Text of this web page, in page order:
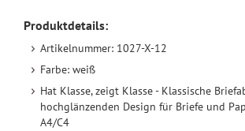
Produktdetails:
Artikelnummer: 1027-X-12
Farbe: weiß
Hat Klasse, zeigt Klasse - Klassische
hochglänzenden Design für Briefe und
A4/C4